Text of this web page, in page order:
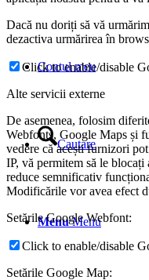
Contul meu
Cautare
Menu Menu
Dacă nu doriți să vă
dezactiva urmărirea în
Click to enable/disable
Alte servicii externe
De asemenea, folosim
Webfonts, Google Maps și
vedere că acești furnizori
IP, vă permitem să le
reduce semnificativ
Modificările vor avea efect
Setările Google Webfont:
Click to enable/disable
Setările Google Map: